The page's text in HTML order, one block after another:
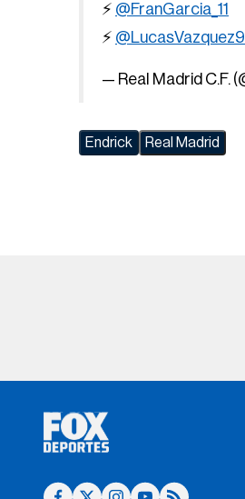
⚡ @FranGarcia_11
⚡
— Real Madrid C.F.
Endrick Real Madrid